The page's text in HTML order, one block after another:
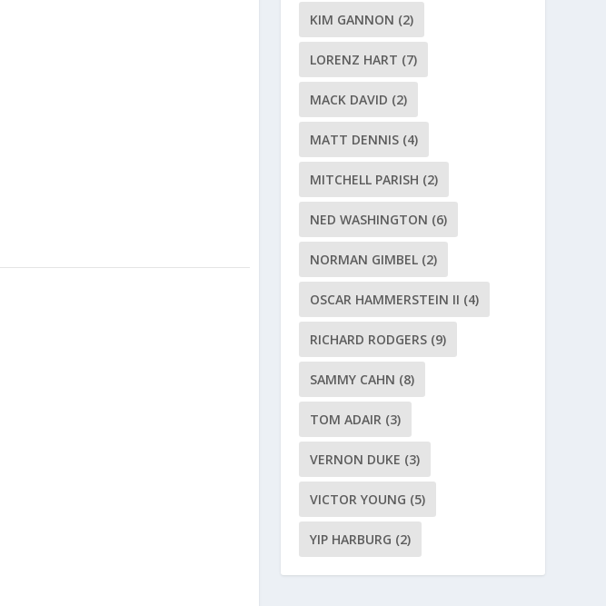
KIM GANNON (2)
LORENZ HART (7)
MACK DAVID (2)
MATT DENNIS (4)
MITCHELL PARISH (2)
NED WASHINGTON (6)
NORMAN GIMBEL (2)
OSCAR HAMMERSTEIN II (4)
RICHARD RODGERS (9)
SAMMY CAHN (8)
TOM ADAIR (3)
VERNON DUKE (3)
VICTOR YOUNG (5)
YIP HARBURG (2)